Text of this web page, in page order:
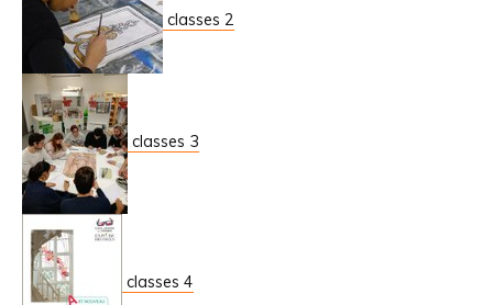
classes 2
classes 3
classes 4